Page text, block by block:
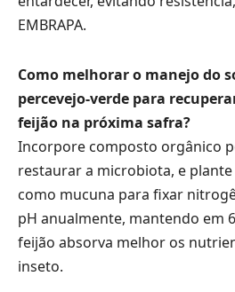
EMBRAPA.
Como melhorar o manejo do
percevejo-verde para
feijão na próxima safra?
Incorpore composto orgânico
restaurar a microbiota, e
como mucuna para fixar
pH anualmente, mantendo em
feijão absorva melhor os
inseto.